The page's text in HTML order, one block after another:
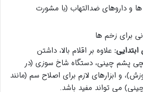
و داروهای ضدالتهاب (با مشورت
برای زخم ها
ابتدایی: علاوه بر اقلام بالا، داشتن
پشم چینی، دستگاه شاخ سوزی (در
و ابزارهای لازم برای اصلاح سم (مانند
می تواند مفید باشد.